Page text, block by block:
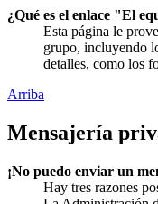
¿Qué es el enlace "El
Esta página le
grupo, incluyendo
detalles, como los
Arriba
Mensajería
¡No puedo enviar un
Hay tres razones